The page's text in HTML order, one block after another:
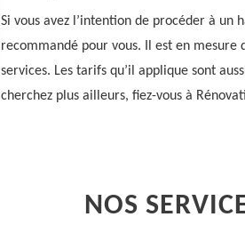
Si vous avez l’intention de procéder à un
recommandé pour vous. Il est en mesure
services. Les tarifs qu’il applique sont
cherchez plus ailleurs, fiez-vous à
NOS